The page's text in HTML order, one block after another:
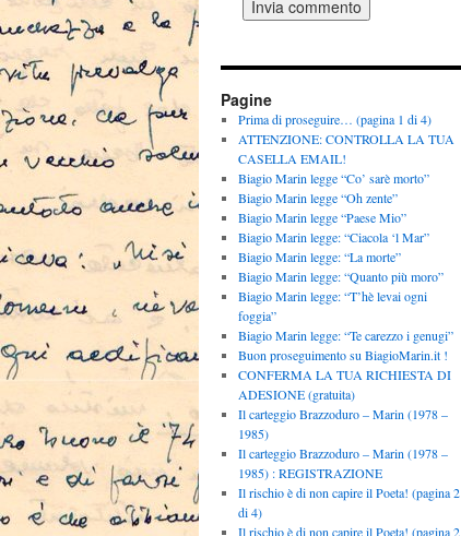
Pagine
Prima di proseguire… (pagina 1 di 4)
ATTENZIONE: CONTROLLA LA TUA
CASELLA EMAIL!
Biagio Marin legge “Co’ sarè morto”
Biagio Marin legge “Oh zente”
Biagio Marin legge “Paese Mio”
Biagio Marin legge: “Ciacola ‘l Mar”
Biagio Marin legge: “La morte”
Biagio Marin legge: “Quanto più moro”
Biagio Marin legge: “T’hè levai ogni
foggia”
Biagio Marin legge: “Te carezzo i genugi”
Buon proseguimento su BiagioMarin.it !
CONFERMA LA TUA RICHIESTA DI
ADESIONE (gratuita)
Il carteggio Brazzoduro – Marin (1978 –
1985)
Il carteggio Brazzoduro – Marin (1978 –
1985) : REGISTRAZIONE
Il rischio è di non capire il Poeta! (pagina 2
di 4)
Il rischio è di non capire il Poeta! (pagina 2